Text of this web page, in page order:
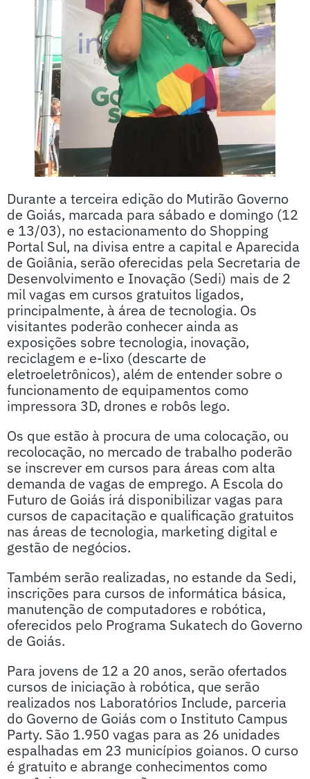
Durante a terceira edição do Mutirão Governo
de Goiás, marcada para sábado e domingo (12
e 13/03), no estacionamento do Shopping
Portal Sul, na divisa entre a capital e Aparecida
de Goiânia, serão oferecidas pela Secretaria de
Desenvolvimento e Inovação (Sedi) mais de 2
mil vagas em cursos gratuitos ligados,
principalmente, à área de tecnologia. Os
visitantes poderão conhecer ainda as
exposições sobre tecnologia, inovação,
reciclagem e e-lixo (descarte de
eletroeletrônicos), além de entender sobre o
funcionamento de equipamentos como
impressora 3D, drones e robôs lego.
Os que estão à procura de uma colocação, ou
recolocação, no mercado de trabalho poderão
se inscrever em cursos para áreas com alta
demanda de vagas de emprego. A Escola do
Futuro de Goiás irá disponibilizar vagas para
cursos de capacitação e qualificação gratuitos
nas áreas de tecnologia, marketing digital e
gestão de negócios.
Também serão realizadas, no estande da Sedi,
inscrições para cursos de informática básica,
manutenção de computadores e robótica,
oferecidos pelo Programa Sukatech do Governo
de Goiás.
Para jovens de 12 a 20 anos, serão ofertados
cursos de iniciação à robótica, que serão
realizados nos Laboratórios Include, parceria
do Governo de Goiás com o Instituto Campus
Party. São 1.950 vagas para as 26 unidades
espalhadas em 23 municípios goianos. O curso
é gratuito e abrange conhecimentos como